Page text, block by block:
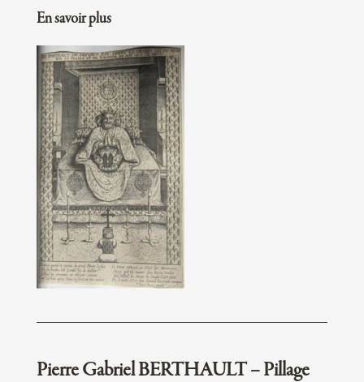
En savoir plus
Pierre Gabriel BERTHAULT – Pillage